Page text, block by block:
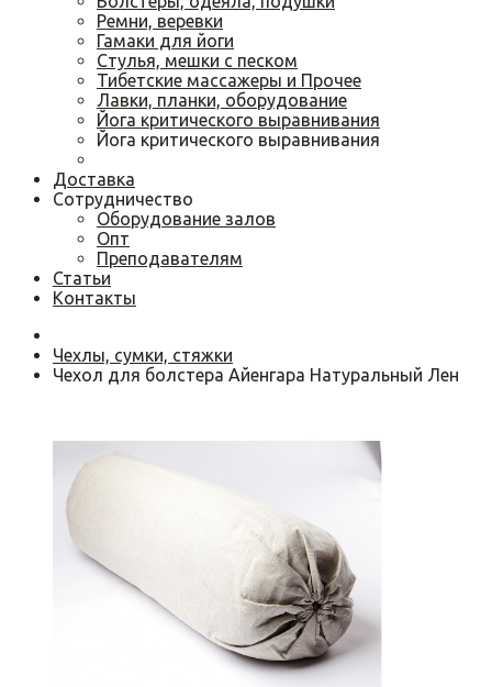
Ремни, веревки
Гамаки для йоги
Cтулья, мешки с песком
Тибетские массажеры и Прочее
Лавки, планки, оборудование
Йога критического выравнивания
Йога критического выравнивания
Доставка
Сотрудничество
Оборудование залов
Опт
Преподавателям
Статьи
Контакты
Чехлы, сумки, стяжки
Чехол для болстера Айенгара Натуральный Лен